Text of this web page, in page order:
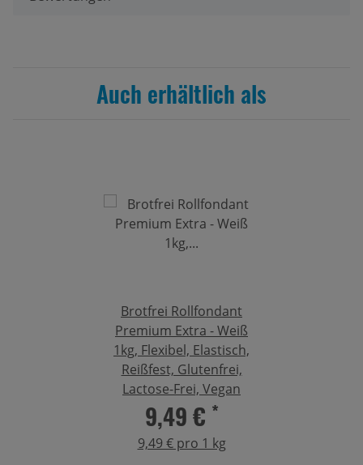
Auch erhältlich als
Brotfrei Rollfondant
Premium Extra - Weiß
1kg, Flexibel, Elastisch,
Reißfest, Glutenfrei,
Lactose-Frei, Vegan
9,49 € *
9,49 € pro 1 kg